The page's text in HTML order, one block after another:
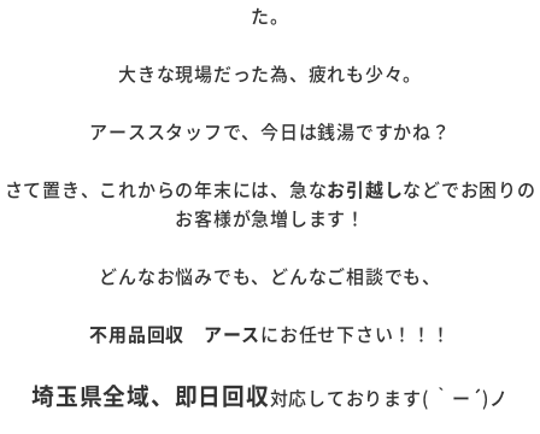
た。
大きな現場だった為、疲れも少々。
アーススタッフで、今日は銭湯ですかね？
さて置き、これからの年末には、急なお引越しなどでお困りの
お客様が急増します！
どんなお悩みでも、どんなご相談でも、
不用品回収 アースにお任せ下さい！！！
埼玉県全域、即日回収対応しております( ｀ー´)ノ